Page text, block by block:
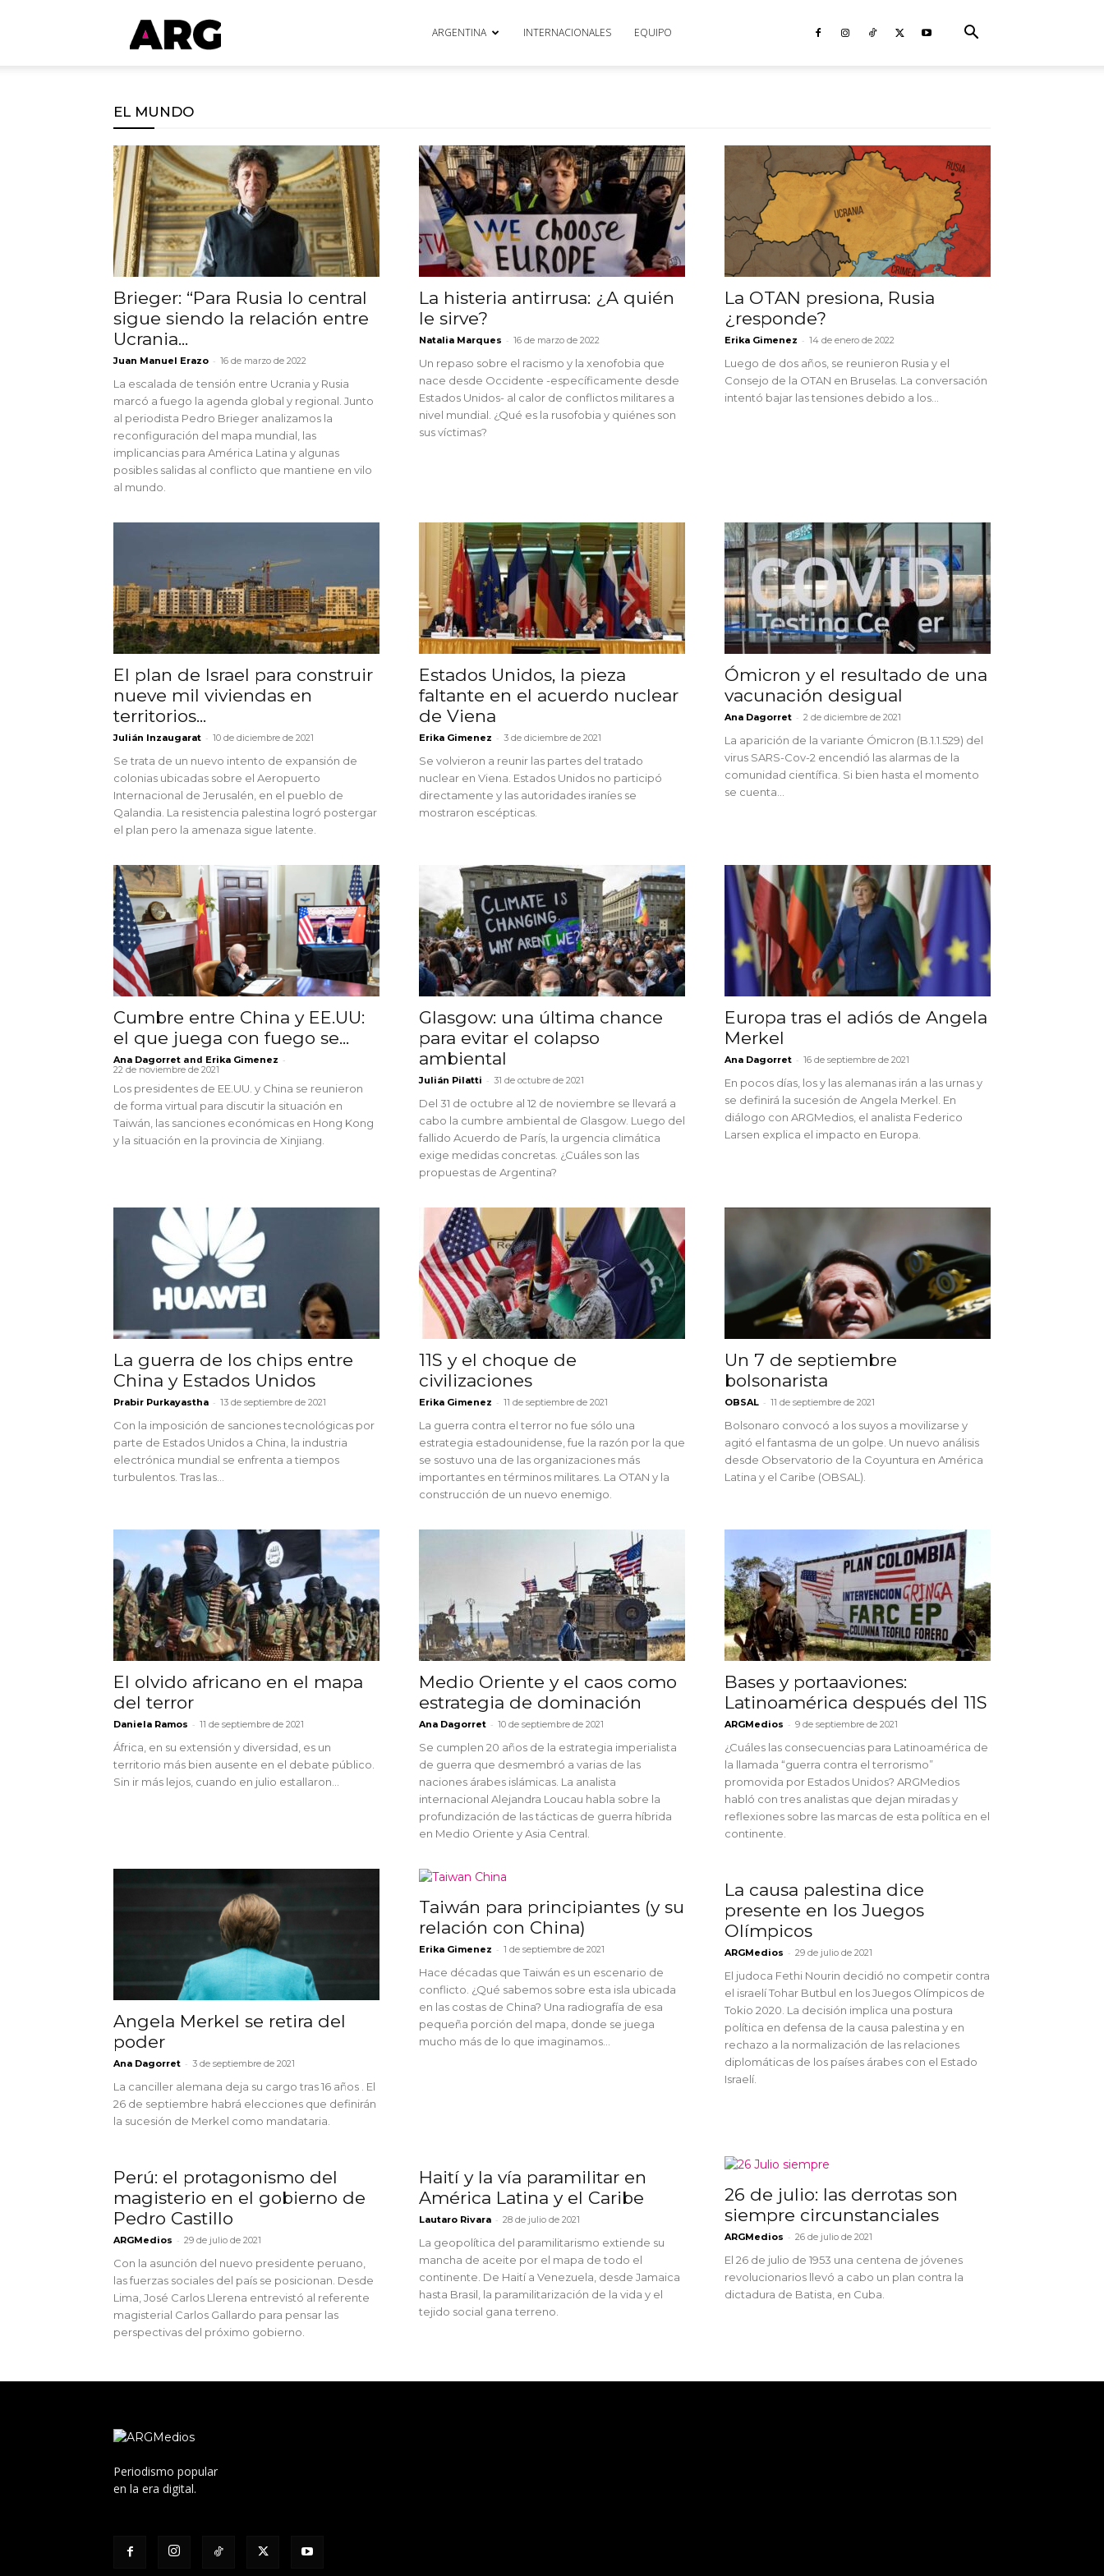
ARGmedios ARGENTINA INTERNACIONALES EQUIPO
EL MUNDO
Brieger: “Para Rusia lo central
sigue siendo la relación entre
Ucrania...
Juan Manuel Erazo - 16 de marzo de 2022
La escalada de tensión entre Ucrania y Rusia
marcó a fuego la agenda global y regional. Junto
al periodista Pedro Brieger analizamos la
reconfiguración del mapa mundial, las
implicancias para América Latina y algunas
posibles salidas al conflicto que mantiene en vilo
al mundo.
La histeria antirrusa: ¿A quién
le sirve?
Natalia Marques - 16 de marzo de 2022
Un repaso sobre el racismo y la xenofobia que
nace desde Occidente -específicamente desde
Estados Unidos- al calor de conflictos militares a
nivel mundial. ¿Qué es la rusofobia y quiénes son
sus víctimas?
La OTAN presiona, Rusia
¿responde?
Erika Gimenez - 14 de enero de 2022
Luego de dos años, se reunieron Rusia y el
Consejo de la OTAN en Bruselas. La conversación
intentó bajar las tensiones debido a los...
El plan de Israel para construir
nueve mil viviendas en
territorios...
Julián Inzaugarat - 10 de diciembre de 2021
Se trata de un nuevo intento de expansión de
colonias ubicadas sobre el Aeropuerto
Internacional de Jerusalén, en el pueblo de
Qalandia. La resistencia palestina logró postergar
el plan pero la amenaza sigue latente.
Estados Unidos, la pieza
faltante en el acuerdo nuclear
de Viena
Erika Gimenez - 3 de diciembre de 2021
Se volvieron a reunir las partes del tratado
nuclear en Viena. Estados Unidos no participó
directamente y las autoridades iraníes se
mostraron escépticas.
Ómicron y el resultado de una
vacunación desigual
Ana Dagorret - 2 de diciembre de 2021
La aparición de la variante Ómicron (B.1.1.529) del
virus SARS-Cov-2 encendió las alarmas de la
comunidad científica. Si bien hasta el momento
se cuenta...
Cumbre entre China y EE.UU:
el que juega con fuego se...
Ana Dagorret and Erika Gimenez -
22 de noviembre de 2021
Los presidentes de EE.UU. y China se reunieron
de forma virtual para discutir la situación en
Taiwán, las sanciones económicas en Hong Kong
y la situación en la provincia de Xinjiang.
Glasgow: una última chance
para evitar el colapso
ambiental
Julián Pilatti - 31 de octubre de 2021
Del 31 de octubre al 12 de noviembre se llevará a
cabo la cumbre ambiental de Glasgow. Luego del
fallido Acuerdo de París, la urgencia climática
exige medidas concretas. ¿Cuáles son las
propuestas de Argentina?
Europa tras el adiós de Angela
Merkel
Ana Dagorret - 16 de septiembre de 2021
En pocos días, los y las alemanas irán a las urnas y
se definirá la sucesión de Angela Merkel. En
diálogo con ARGMedios, el analista Federico
Larsen explica el impacto en Europa.
La guerra de los chips entre
China y Estados Unidos
Prabir Purkayastha - 13 de septiembre de 2021
Con la imposición de sanciones tecnológicas por
parte de Estados Unidos a China, la industria
electrónica mundial se enfrenta a tiempos
turbulentos. Tras las...
11S y el choque de
civilizaciones
Erika Gimenez - 11 de septiembre de 2021
La guerra contra el terror no fue sólo una
estrategia estadounidense, fue la razón por la que
se sostuvo una de las organizaciones más
importantes en términos militares. La OTAN y la
construcción de un nuevo enemigo.
Un 7 de septiembre
bolsonarista
OBSAL - 11 de septiembre de 2021
Bolsonaro convocó a los suyos a movilizarse y
agitó el fantasma de un golpe. Un nuevo análisis
desde Observatorio de la Coyuntura en América
Latina y el Caribe (OBSAL).
El olvido africano en el mapa
del terror
Daniela Ramos - 11 de septiembre de 2021
África, en su extensión y diversidad, es un
territorio más bien ausente en el debate público.
Sin ir más lejos, cuando en julio estallaron...
Medio Oriente y el caos como
estrategia de dominación
Ana Dagorret - 10 de septiembre de 2021
Se cumplen 20 años de la estrategia imperialista
de guerra que desmembró a varias de las
naciones árabes islámicas. La analista
internacional Alejandra Loucau habla sobre la
profundización de las tácticas de guerra híbrida
en Medio Oriente y Asia Central.
Bases y portaaviones:
Latinoamérica después del 11S
ARGMedios - 9 de septiembre de 2021
¿Cuáles las consecuencias para Latinoamérica de
la llamada “guerra contra el terrorismo”
promovida por Estados Unidos? ARGMedios
habló con tres analistas que dejan miradas y
reflexiones sobre las marcas de esta política en el
continente.
Angela Merkel se retira del
poder
Ana Dagorret - 3 de septiembre de 2021
La canciller alemana deja su cargo tras 16 años . El
26 de septiembre habrá elecciones que definirán
la sucesión de Merkel como mandataria.
Taiwán para principiantes (y su
relación con China)
Erika Gimenez - 1 de septiembre de 2021
Hace décadas que Taiwán es un escenario de
conflicto. ¿Qué sabemos sobre esta isla ubicada
en las costas de China? Una radiografía de esa
pequeña porción del mapa, donde se juega
mucho más de lo que imaginamos...
La causa palestina dice
presente en los Juegos
Olímpicos
ARGMedios - 29 de julio de 2021
El judoca Fethi Nourin decidió no competir contra
el israelí Tohar Butbul en los Juegos Olímpicos de
Tokio 2020. La decisión implica una postura
política en defensa de la causa palestina y en
rechazo a la normalización de las relaciones
diplomáticas de los países árabes con el Estado
Israelí.
Perú: el protagonismo del
magisterio en el gobierno de
Pedro Castillo
ARGMedios - 29 de julio de 2021
Con la asunción del nuevo presidente peruano,
las fuerzas sociales del país se posicionan. Desde
Lima, José Carlos Llerena entrevistó al referente
magisterial Carlos Gallardo para pensar las
perspectivas del próximo gobierno.
Haití y la vía paramilitar en
América Latina y el Caribe
Lautaro Rivara - 28 de julio de 2021
La geopolítica del paramilitarismo extiende su
mancha de aceite por el mapa de todo el
continente. De Haití a Venezuela, desde Jamaica
hasta Brasil, la paramilitarización de la vida y el
tejido social gana terreno.
26 de julio: las derrotas son
siempre circunstanciales
ARGMedios - 26 de julio de 2021
El 26 de julio de 1953 una centena de jóvenes
revolucionarios llevó a cabo un plan contra la
dictadura de Batista, en Cuba.
Periodismo popular
en la era digital.